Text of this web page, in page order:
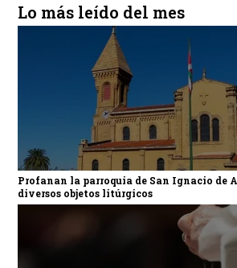
Lo más leído del mes
Profanan la parroquia de San Ignacio de
diversos objetos litúrgicos